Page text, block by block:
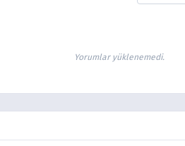
Yorumlar yüklenemedi.